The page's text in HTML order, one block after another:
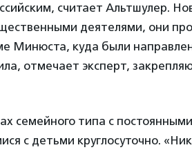
считает Альтшулер.
деятелями, они
Минюста, куда были
отмечает эксперт,
семейного типа с постоянными
с детьми круглосуточно.